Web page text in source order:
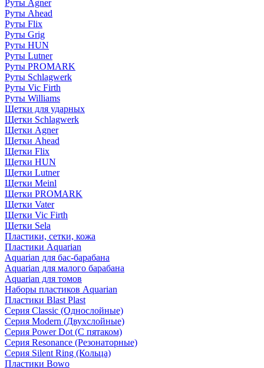
Руты Agner
Руты Ahead
Руты Flix
Руты Grig
Руты HUN
Руты Lutner
Руты PROMARK
Руты Schlagwerk
Руты Vic Firth
Руты Williams
Щетки для ударных
Щетки Schlagwerk
Щетки Agner
Щетки Ahead
Щетки Flix
Щетки HUN
Щетки Lutner
Щетки Meinl
Щетки PROMARK
Щетки Vater
Щетки Vic Firth
Щетки Sela
Пластики, сетки, кожа
Пластики Aquarian
Aquarian для бас-барабана
Aquarian для малого барабана
Aquarian для томов
Наборы пластиков Aquarian
Пластики Blast Plast
Серия Classic (Однослойные)
Серия Modern (Двухслойные)
Серия Power Dot (С пятаком)
Серия Resonance (Резонаторные)
Серия Silent Ring (Кольца)
Пластики Bowo